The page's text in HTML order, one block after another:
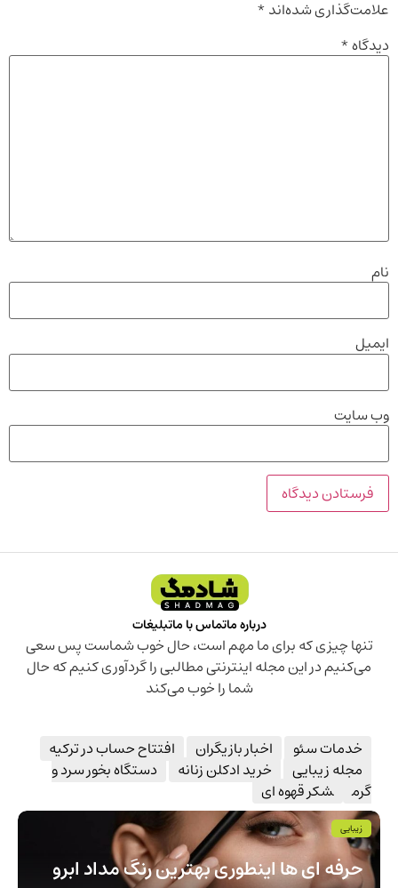
علامت‌گذاری شده‌اند*
دیدگاه*
نام
ایمیل
وب‌ سایت
درباره ماتماس با ماتبلیغات
تنها چیزی که برای ما مهم است، حال خوب شماست پس سعی
می‌کنیم در این مجله اینترنتی مطالبی را گردآوری کنیم که حال
شما را خوب می‌کند
خدمات سئو اخبار بازیگران
افتتاح حساب در ترکیه
مجله زیبایی
خرید ادکلن زنانه
دستگاه بخور سرد و
گرم
شکر قهوه ای
حرفه ای ها اينطوری بهترين رنگ مداد ابرو
زیبایی